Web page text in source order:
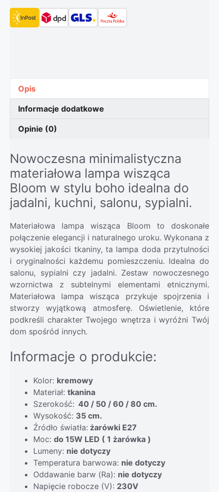
Opis
Informacje dodatkowe
Opinie (0)
Nowoczesna minimalistyczna
materiałowa lampa wisząca
Bloom w stylu boho idealna do
jadalni, kuchni, salonu, sypialni.
Materiałowa lampa wisząca Bloom to doskonałe
połączenie elegancji i naturalnego uroku. Wykonana z
wysokiej jakości tkaniny, ta lampa doda przytulności
i oryginalności każdemu pomieszczeniu. Idealna do
salonu, sypialni czy jadalni. Zestaw nowoczesnego
wzornictwa z subtelnymi elementami etnicznymi.
Materiałowa lampa wisząca przykuje spojrzenia i
stworzy wyjątkową atmosferę. Oświetlenie, które
podkreśli charakter Twojego wnętrza i wyróżni Twój
dom spośród innych.
Informacje o produkcie:
Kolor: kremowy
Materiał: tkanina
Szerokość: 40 / 50 / 60 / 80 cm.
Wysokość: 35 cm.
Źródło światła: żarówki E27
Moc: do 15W LED ( 1 żarówka )
Lumeny: nie dotyczy
Temperatura barwowa: nie dotyczy
Oddawanie barw (Ra): nie dotyczy
Napięcie robocze (V): 230V